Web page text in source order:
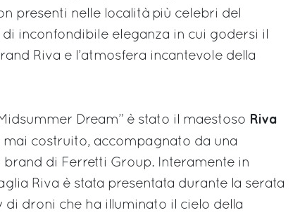
presenti nelle località più celebri del
inconfondibile eleganza in cui godersi il
Riva e l’atmosfera incantevole della
Dream” è stato il maestoso Riva
mai costruito, accompagnato da una
di Ferretti Group. Interamente in
Riva è stata presentata durante la serata
di droni che ha illuminato il cielo della